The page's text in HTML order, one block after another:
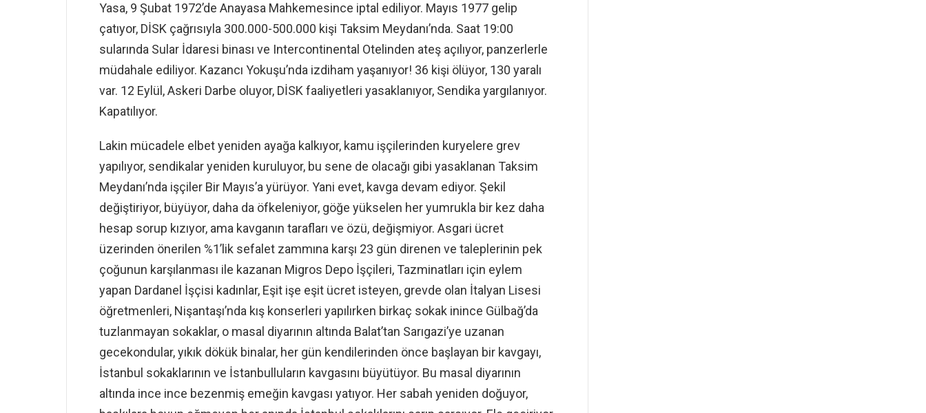
Yasa, 9 Şubat 1972’de Anayasa Mahkemesince iptal ediliyor. Mayıs 1977 gelip
çatıyor, DİSK çağrısıyla 300.000-500.000 kişi Taksim Meydanı’nda. Saat 19:00
sularında Sular İdaresi binası ve Intercontinental Otelinden ateş açılıyor, panzerlerle
müdahale ediliyor. Kazancı Yokuşu’nda izdiham yaşanıyor! 36 kişi ölüyor, 130 yaralı
var. 12 Eylül, Askeri Darbe oluyor, DİSK faaliyetleri yasaklanıyor, Sendika yargılanıyor.
Kapatılıyor.
Lakin mücadele elbet yeniden ayağa kalkıyor, kamu işçilerinden kuryelere grev
yapılıyor, sendikalar yeniden kuruluyor, bu sene de olacağı gibi yasaklanan Taksim
Meydanı’nda işçiler Bir Mayıs’a yürüyor. Yani evet, kavga devam ediyor. Şekil
değiştiriyor, büyüyor, daha da öfkeleniyor, göğe yükselen her yumrukla bir kez daha
hesap sorup kızıyor, ama kavganın tarafları ve özü, değişmiyor. Asgari ücret
üzerinden önerilen %1’lik sefalet zammına karşı 23 gün direnen ve taleplerinin pek
çoğunun karşılanması ile kazanan Migros Depo İşçileri, Tazminatları için eylem
yapan Dardanel İşçisi kadınlar, Eşit işe eşit ücret isteyen, grevde olan İtalyan Lisesi
öğretmenleri, Nişantaşı’nda kış konserleri yapılırken birkaç sokak inince Gülbağ’da
tuzlanmayan sokaklar, o masal diyarının altında Balat’tan Sarıgazi’ye uzanan
gecekondular, yıkık dökük binalar, her gün kendilerinden önce başlayan bir kavgayı,
İstanbul sokaklarının ve İstanbulluların kavgasını büyütüyor. Bu masal diyarının
altında ince ince bezenmiş emeğin kavgası yatıyor. Her sabah yeniden doğuyor,